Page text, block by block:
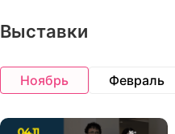
Выставки
Ноябрь Февраль